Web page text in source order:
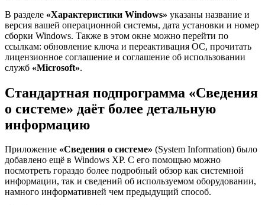
В разделе «Характеристики Windows» указаны название и
версия вашей операционной системы, дата установки и номер
сборки Windows. Также в этом окне можно перейти по
ссылкам: обновление ключа и переактивация ОС, прочитать
лицензионное соглашение и соглашение об использовании
служб «Microsoft».
Стандартная подпрограмма «Сведения
о системе» даёт более детальную
информацию
Приложение «Сведения о системе» (System Information) было
добавлено ещё в Windows XP. С его помощью можно
посмотреть гораздо более подробный обзор как системной
информации, так и сведений об используемом оборудовании,
намного информативней чем предыдущий способ.